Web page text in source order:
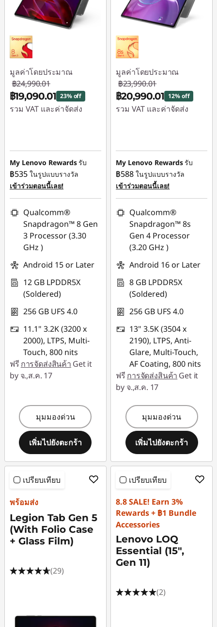
มูลค่าโดยประมาณ
฿24,990.01
฿19,090.01 23% off
รวม VAT และค่าจัดส่ง
My Lenovo Rewardsรับ
฿535 ในรูปแบบรางวัล
เข้าร่วมตอนนี้เลย!
Qualcomm®
Snapdragon™ 8 Gen
3 Processor (3.30
GHz )
Android 15 or Later
12 GB LPDDR5X
(Soldered)
256 GB UFS 4.0
11.1" 3.2K (3200 x
2000), LTPS, Multi-
Touch, 800 nits
ฟรี การจัดส่งสินค้า Get it
by จ.,ส.ค. 17
มุมมองด่วน
เพิ่มไปยังตะกร้า
มูลค่าโดยประมาณ
฿23,990.01
฿20,990.01 12% off
รวม VAT และค่าจัดส่ง
My Lenovo Rewardsรับ
฿588 ในรูปแบบรางวัล
เข้าร่วมตอนนี้เลย!
Qualcomm®
Snapdragon™ 8s
Gen 4 Processor
(3.20 GHz )
Android 16 or Later
8 GB LPDDR5X
(Soldered)
256 GB UFS 4.0
13" 3.5K (3504 x
2190), LTPS, Anti-
Glare, Multi-Touch,
AF Coating, 800 nits
ฟรี การจัดส่งสินค้า Get it
by จ.,ส.ค. 17
มุมมองด่วน
เพิ่มไปยังตะกร้า
เปรียบเทียบ
พร้อมส่ง
Legion Tab Gen 5
(With Folio Case
+ Glass Film)
(29)
เปรียบเทียบ
8.8 SALE! Earn 3%
Rewards + ฿1 Bundle
Accessories
Lenovo LOQ
Essential (15",
Gen 11)
(2)